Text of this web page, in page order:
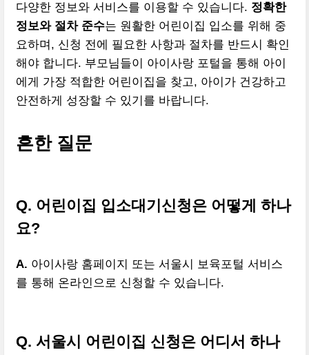
다양한 정보와 서비스를 이용할 수 있습니다. 정확한
정보와 절차 준수는 원활한 어린이집 입소를 위해 중
요하며, 신청 전에 필요한 사항과 절차를 반드시 확인
해야 합니다. 부모님들이 아이사랑 포털을 통해 아이
에게 가장 적합한 어린이집을 찾고, 아이가 건강하고
안전하게 성장할 수 있기를 바랍니다.
흔한 질문
Q. 어린이집 입소대기신청은 어떻게 하나
요?
A. 아이사랑 홈페이지 또는 서울시 보육포털 서비스
를 통해 온라인으로 신청할 수 있습니다.
Q. 서울시 어린이집 신청은 어디서 하나